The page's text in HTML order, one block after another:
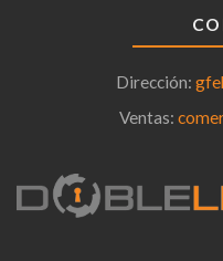
Dirección:
Ventas: